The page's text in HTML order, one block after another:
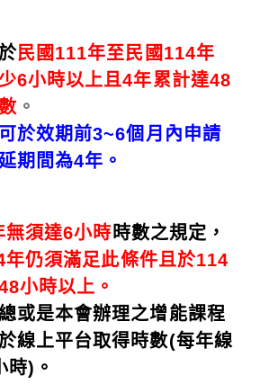
民國111年至民國114年
6小時以上且4年累計達48
。
於效期前3~6個月內申請
期間為4年。
須達6小時 時數之規定 ，
仍須滿足此條件且於114
小時以上。
或是本會辦理之增能課程
線上平台取得時數(每年線
時)。